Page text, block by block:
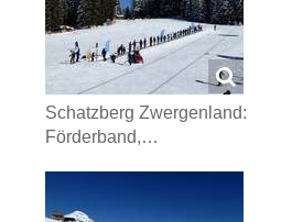
Schatzberg Zwergenland:
Förderband,…